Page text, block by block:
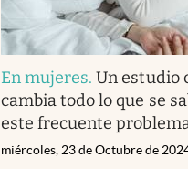
En mujeres.Un estudio
cambia todo lo que se
este frecuente
miércoles, 23 de Octubre de